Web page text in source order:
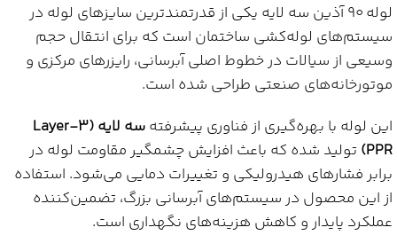
لوله 90 آذین سه لایه یکی از قدرتمندترین سایزهای لوله در
سیستم‌های لوله‌کشی ساختمان است که برای انتقال حجم
وسیعی از سیالات در خطوط اصلی آبرسانی، رایزرهای مرکزی و
موتورخانه‌های صنعتی طراحی شده است.
این لوله با بهره‌گیری از فناوری پیشرفته
سه لایه (3-Layer
PPR) تولید شده که باعث افزایش چشمگیر مقاومت لوله در
برابر فشارهای هیدرولیکی و تغییرات دمایی می‌شود. استفاده
از این محصول در سیستم‌های آبرسانی بزرگ، تضمین‌کننده
عملکرد پایدار و کاهش هزینه‌های نگهداری است.